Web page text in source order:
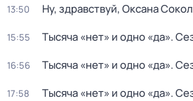
13:50 Ну, здравствуй, Оксана
15:55 Тысяча «нет» и одно «да».
16:56 Тысяча «нет» и одно «да».
17:58 Тысяча «нет» и одно «да».